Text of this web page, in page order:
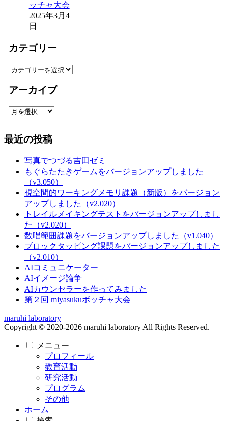
ッチャ大会
2025年3月4
日
カテゴリー
カ
ゴ
ー
アーカイブ
ア
カ
イ
最近の投稿
写真でつづる吉田ゼミ
もぐらたたきゲームをバージョンアップしました
（v3.050）
視空間的ワーキングメモリ課題（新版）をバージョン
アップしました（v2.020）
トレイルメイキングテストをバージョンアップしまし
た（v2.020）
数唱範囲課題をバージョンアップしました（v1.040）
ブロックタッピング課題をバージョンアップしました
（v2.010）
AIコミュニケーター
AIイメージ論争
AIカウンセラーを作ってみました
第２回 miyasukuボッチャ大会
maruhi laboratory
Copyright © 2020-2026 maruhi laboratory All Rights Reserved.
メニュー
プロフィール
教育活動
研究活動
プログラム
その他
ホーム